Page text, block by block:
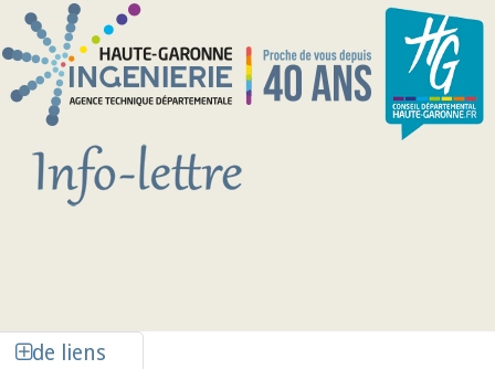
Aller au contenu principal
de liens